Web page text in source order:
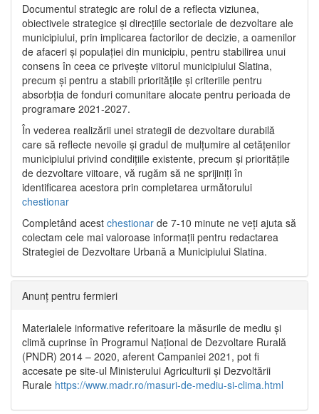
Documentul strategic are rolul de a reflecta viziunea,
obiectivele strategice și direcțiile sectoriale de dezvoltare ale
municipiului, prin implicarea factorilor de decizie, a oamenilor
de afaceri și populației din municipiu, pentru stabilirea unui
consens în ceea ce privește viitorul municipiului Slatina,
precum și pentru a stabili prioritățile și criteriile pentru
absorbția de fonduri comunitare alocate pentru perioada de
programare 2021-2027.
În vederea realizării unei strategii de dezvoltare durabilă
care să reflecte nevoile și gradul de mulțumire al cetățenilor
municipiului privind condițiile existente, precum și prioritățile
de dezvoltare viitoare, vă rugăm să ne sprijiniți în
identificarea acestora prin completarea următorului
chestionar
Completând acest chestionar de 7-10 minute ne veți ajuta să
colectam cele mai valoroase informații pentru redactarea
Strategiei de Dezvoltare Urbană a Municipiului Slatina.
Anunț pentru fermieri
Materialele informative referitoare la măsurile de mediu și
climă cuprinse în Programul Național de Dezvoltare Rurală
(PNDR) 2014 – 2020, aferent Campaniei 2021, pot fi
accesate pe site-ul Ministerului Agriculturii și Dezvoltării
Rurale https://www.madr.ro/masuri-de-mediu-si-clima.html